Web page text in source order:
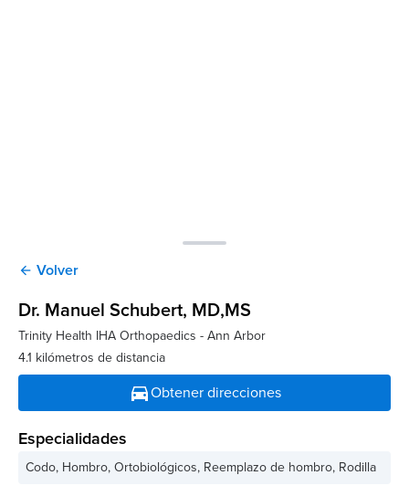
arrow_back Volver
Dr. Manuel Schubert, MD,MS
Trinity Health IHA Orthopaedics - Ann Arbor
4.1 kilómetros de distancia
directions_carObtener direcciones
Especialidades
Codo, Hombro, Ortobiológicos, Reemplazo de hombro, Rodilla